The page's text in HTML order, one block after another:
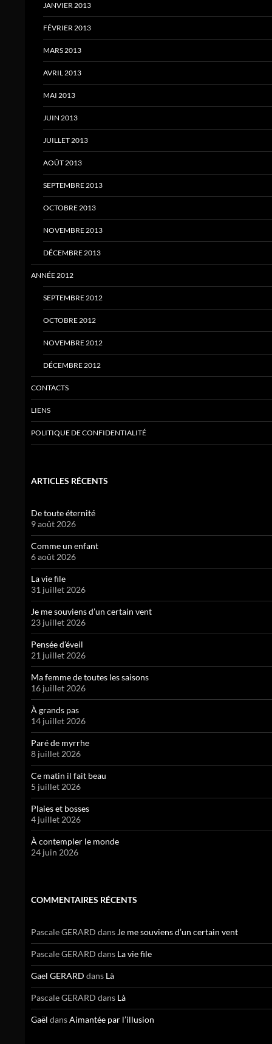
JANVIER 2013
FÉVRIER 2013
MARS 2013
AVRIL 2013
MAI 2013
JUIN 2013
JUILLET 2013
AOÛT 2013
SEPTEMBRE 2013
OCTOBRE 2013
NOVEMBRE 2013
DÉCEMBRE 2013
ANNÉE 2012
SEPTEMBRE 2012
OCTOBRE 2012
NOVEMBRE 2012
DÉCEMBRE 2012
CONTACTS
LIENS
POLITIQUE DE CONFIDENTIALITÉ
ARTICLES RÉCENTS
De toute éternité
9 août 2026
Comme un enfant
6 août 2026
La vie file
31 juillet 2026
Je me souviens d’un certain vent
23 juillet 2026
Pensée d’éveil
21 juillet 2026
Ma femme de toutes les saisons
16 juillet 2026
À grands pas
14 juillet 2026
Paré de myrrhe
8 juillet 2026
Ce matin il fait beau
5 juillet 2026
Plaies et bosses
4 juillet 2026
À contempler le monde
24 juin 2026
COMMENTAIRES RÉCENTS
Pascale GERARD dans Je me souviens d’un certain vent
Pascale GERARD dans La vie file
Gael GERARD dans Là
Pascale GERARD dans Là
Gaël dansAimantée par l’illusion